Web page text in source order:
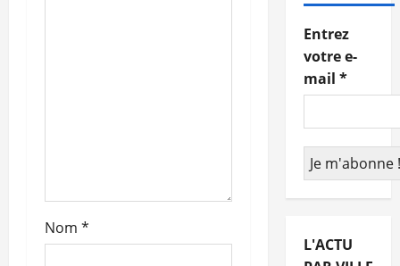
t
i
Nom *
Entrez
votre e-
mail *
L'ACTU